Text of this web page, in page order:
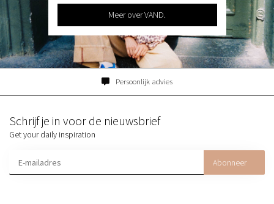
Meer over VAND.
Persoonlijk advies
Schrijf je in voor de nieuwsbrief
Get your daily inspiration
Abonneer